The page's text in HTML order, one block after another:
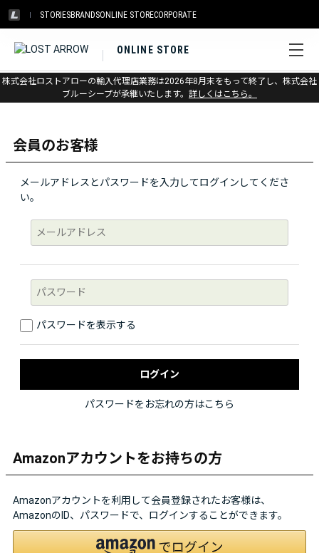
STORIESBRANDSONLINE STORECORPORATE
ONLINE STORE
株式会社ロストアローの輸入代理店業務は2026年8月末をもって終了し、株式会社
ブルーシープが承継いたします。 詳しくはこちら。
ログイン
会員のお客様
メールアドレスとパスワードを入力してログインしてくださ
い。
パスワードを表示する
パスワードをお忘れの方はこちら
Amazonアカウントをお持ちの方
Amazonアカウントを利用して会員登録されたお客様は、
AmazonのID、パスワードで、ログインすることができます。